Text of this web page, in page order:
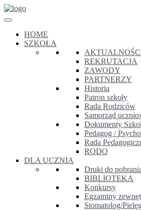
HOME
SZKOŁA
REKRUTACJA
ZAWODY
PARTNERZY
Historia
Patron szkoły
Rada Rodziców
Samorząd
Dokumenty
Pedagog /
Rada
RODO
DLA UCZNIA
Druki do
BIBLIOTEKA
Konkursy
Egzaminy
Stomatolog/